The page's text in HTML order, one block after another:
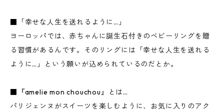
■「幸せな人生を送れるように…」
ヨーロッパでは、赤ちゃんに誕生石付きのベビーリングを贈
る習慣があるんです。そのリングには「幸せな人生を送れる
ように…」という願いが込められているのだとか。
■『amelie mon chouchou』とは…
パリジェンヌがスイーツを楽しむように、お気に入りのアク